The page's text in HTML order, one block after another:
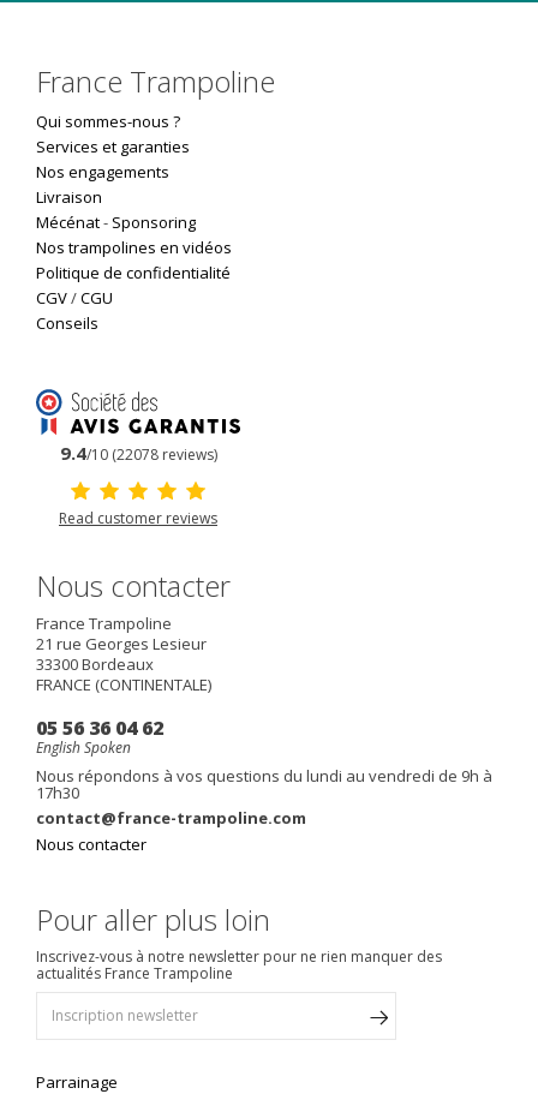
France Trampoline
Qui sommes-nous ?
Services et garanties
Nos engagements
Livraison
Mécénat- Sponsoring
Nos trampolines en vidéos
Politique de confidentialité
CGV/CGU
Conseils
9.4/10 (22078 reviews)
Read customer reviews
Nous contacter
France Trampoline
21 rue Georges Lesieur
33300Bordeaux
FRANCE (CONTINENTALE)
05 56 36 04 62
English Spoken
Nous répondons à vos questions du lundi au vendredi de 9h à
17h30
contact@france-trampoline.com
Nous contacter
Pour aller plus loin
Inscrivez-vous à notre newsletter pour ne rien manquer des
actualités France Trampoline
Parrainage